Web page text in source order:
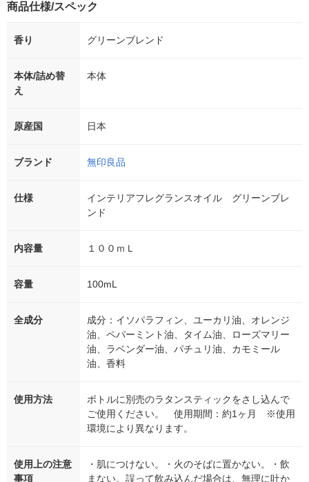
商品仕様/スペック
香り グリーンブレンド
本体/詰め替
え
本体
原産国 日本
ブランド 無印良品
仕様
インテリアフレグランスオイル グリーンブレ
ンド
内容量 １００ｍＬ
容量 100mL
全成分
成分：イソパラフィン、ユーカリ油、オレンジ
油、ペパーミント油、タイム油、ローズマリー
油、ラベンダー油、パチュリ油、カモミール
油、香料
使用方法
ボトルに別売のラタンスティックをさし込んで
ご使用ください。 使用期間：約1ヶ月 ※使用
環境により異なります。
使用上の注意
事項
・肌につけない。・火のそばに置かない。・飲
まない。誤って飲み込んだ場合は、無理に吐か